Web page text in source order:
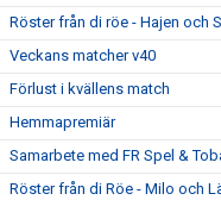
Röster från di röe - Hajen och
Veckans matcher v40
Förlust i kvällens match
Hemmapremiär
Samarbete med FR Spel &
Röster från di Röe - Milo och